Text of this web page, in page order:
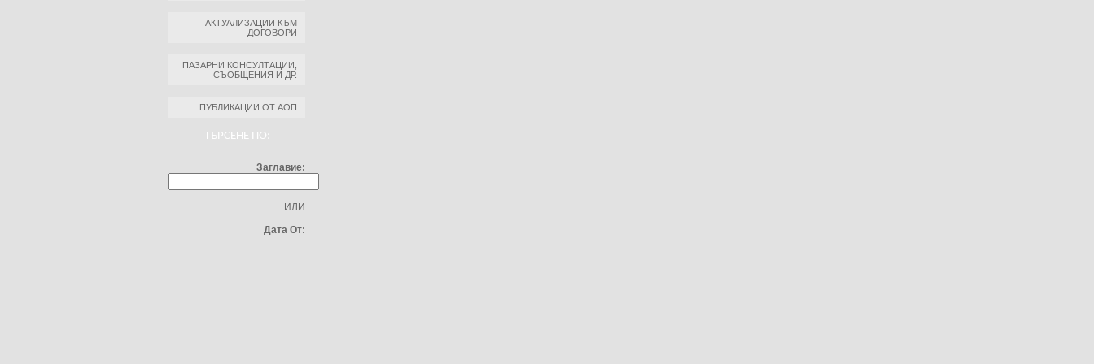
АКТУАЛИЗАЦИИ КЪМ
ДОГОВОРИ
ПАЗАРНИ КОНСУЛТАЦИИ,
СЪОБЩЕНИЯ И ДР.
ПУБЛИКАЦИИ ОТ АОП
ТЪРСЕНЕ ПО:
Заглавие:
ИЛИ
Дата От: